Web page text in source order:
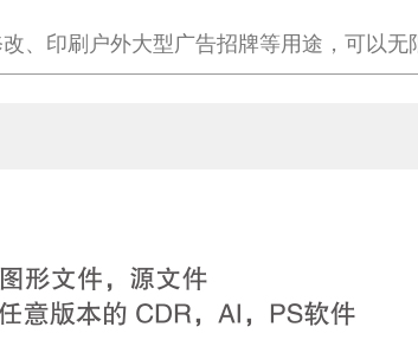
、印刷户外大型广告招牌等用途，可以无